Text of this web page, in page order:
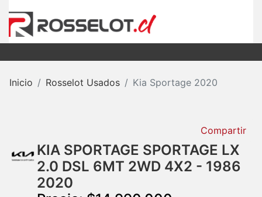
Inicio Rosselot Usados Kia Sportage 2020
Compartir
KIA SPORTAGE SPORTAGE LX
2.0 DSL 6MT 2WD 4X2 - 1986
2020